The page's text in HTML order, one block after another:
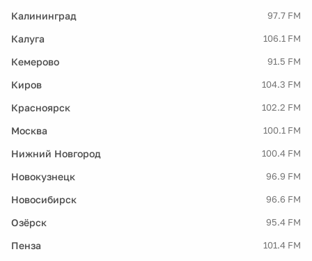
Калининград 97.7 FM
Калуга 106.1 FM
Кемерово 91.5 FM
Киров 104.3 FM
Красноярск 102.2 FM
Москва 100.1 FM
Нижний Новгород 100.4 FM
Новокузнецк 96.9 FM
Новосибирск 96.6 FM
Озёрск 95.4 FM
Пенза 101.4 FM